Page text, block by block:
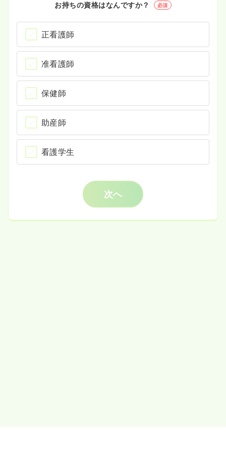
お持ちの資格はなんですか？ 必須
正看護師
准看護師
保健師
助産師
看護学生
次へ